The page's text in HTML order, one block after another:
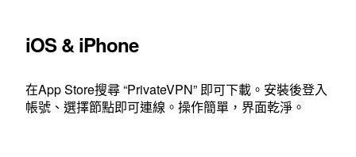
iOS & iPhone
在App Store搜尋 “PrivateVPN” 即可下載。安裝後登入
帳號、選擇節點即可連線。操作簡單，界面乾淨。